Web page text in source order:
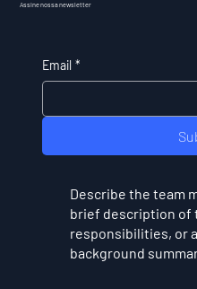
Assine nossa newsletter
Email *
Describe the team
brief description of
responsibilities, or
background